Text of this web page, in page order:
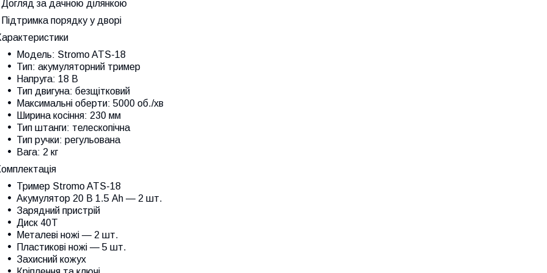
Догляд за дачною ділянкою
Підтримка порядку у дворі
Модель: Stromo ATS-18
Тип: акумуляторний тример
Напруга: 18 В
Тип двигуна: безщітковий
Максимальні оберти: 5000 об./хв
Ширина косіння: 230 мм
Тип штанги: телескопічна
Тип ручки: регульована
Вага: 2 кг
Тример Stromo ATS-18
Акумулятор 20 В 1.5 Ah — 2 шт.
Зарядний пристрій
Диск 40Т
Металеві ножі — 2 шт.
Пластикові ножі — 5 шт.
Захисний кожух